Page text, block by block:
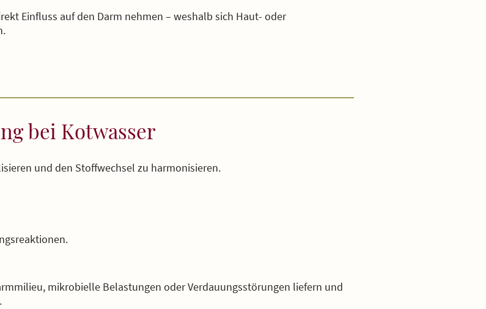
Einfluss auf den Darm nehmen – weshalb sich Haut- oder
bei Kotwasser
und den Stoffwechsel zu harmonisieren.
mikrobielle Belastungen oder Verdauungsstörungen liefern und